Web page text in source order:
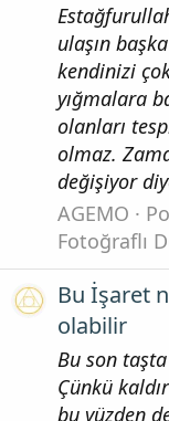
ulaşın
kendinizi
yığmalara
olanları
olmaz.
değişiyor
AGEMO
Fotoğraflı
Bu İşaret
olabilir
Bu son
Çünkü
bu yüzden